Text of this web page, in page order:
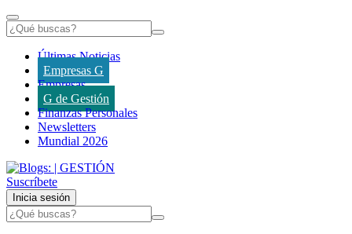
Últimas Noticias
Empresas G
Empresas
G de Gestión
Finanzas Personales
Newsletters
Mundial 2026
Suscríbete
Inicia sesión